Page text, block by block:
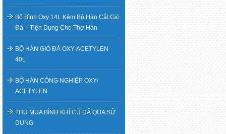
hướng
bài
viết
Bộ Bình Oxy 14L Kèm Bộ Hàn Cắt Gió
Đá – Tiện Dụng Cho Thợ Hàn
BỘ HÀN GIÓ ĐÁ OXY-ACETYLEN
40L
BỘ HÀN CÔNG NGHIỆP OXY/
ACETYLEN
THU MUA BÌNH KHÍ CŨ ĐÃ QUA SỬ
DỤNG